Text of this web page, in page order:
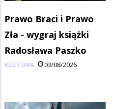
Prawo Braci i Prawo
Zła - wygraj książki
Radosława Paszko
KULTURA 03/08/2026